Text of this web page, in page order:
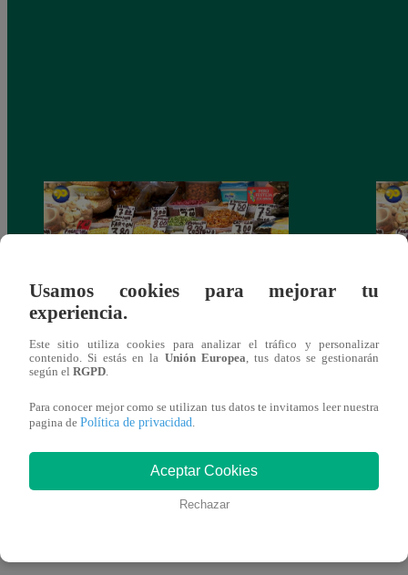
Mujeres al Mando – Viernes 25 de febrero
del 2022 – Programa completo
También te puede
interesar
Usamos cookies para mejorar tu
experiencia.
Este sitio utiliza cookies para analizar el tráfico y personalizar
contenido. Si estás en la Unión Europea , tus datos se gestionarán
según el RGPD
Para conocer mejor como se utilizan tus datos te invitamos leer nuestra
pagina de Política de privacidad
Aceptar Cookies
Rechazar